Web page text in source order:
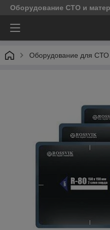
Оборудование СТО и
Оборудование для СТО